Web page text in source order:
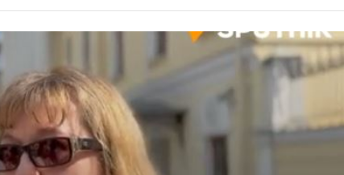
nước Nga Tử vi hàng ngày
- Việt Nam Phân tích chính trị